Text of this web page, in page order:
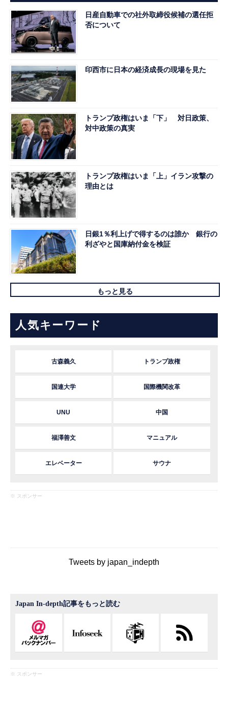
日産自動車での社外取締役候補の選任拒
否について
印西市に日本の経済成長の現場を見た
トランプ政権はいま「下」 対日政策、
対中政策の真実
トランプ政権はいま「上」イラン攻撃の
理由とは
日銀1％利上げで得するのは誰か 銀行の
利ざやと国庫納付金を検証
もっと見る
人気キーワード
古森義久 トランプ政権
国連大学 国際機関改革
UNU 中国
福澤善文 マニュアル
エレベーター サウナ
※ スポンサー
Tweets by japan_indepth
Japan In-depth記事をもっと読む
※ スポンサー